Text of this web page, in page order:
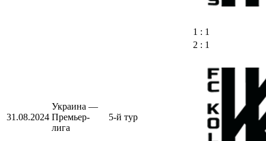
1 : 1
31.08.2024
Украина —
Премьер-
лига
5-й тур
2 : 1